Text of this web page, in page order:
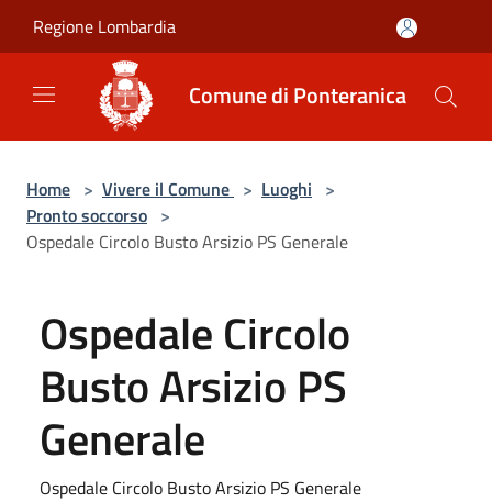
Regione Lombardia
Comune di Ponteranica
Home > Vivere il Comune > Luoghi >
Pronto soccorso >
Ospedale Circolo Busto Arsizio PS Generale
Ospedale Circolo
Busto Arsizio PS
Generale
Ospedale Circolo Busto Arsizio PS Generale